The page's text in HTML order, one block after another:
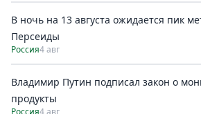
В ночь на 13 августа ожидается пик
Персеиды
Россия4 авг
Владимир Путин подписал закон о
продукты
Россия4 авг